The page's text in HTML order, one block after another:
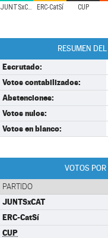
JUNTSxCAT ERC-CatSí CUP
RESUMEN
Escrutado:
Votos contabilizados:
Abstenciones:
Votos nulos:
Votos en blanco:
VOTOS
PARTIDO
JUNTSxCAT
ERC-CatSí
CUP